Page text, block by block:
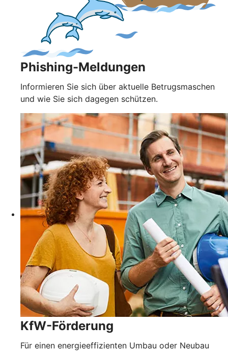
Phishing-Meldungen
Informieren Sie sich über aktuelle Betrugsmaschen
und wie Sie sich dagegen schützen.
KfW-Förderung
Für einen energieeffizienten Umbau oder Neubau